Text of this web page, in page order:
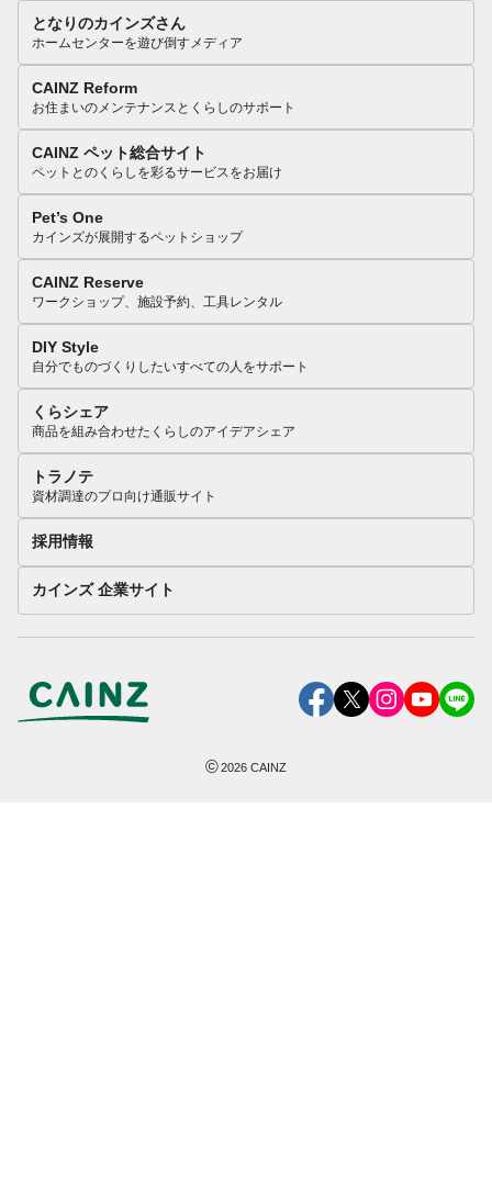
となりのカインズさん
ホームセンターを遊び倒すメディア
CAINZ Reform
お住まいのメンテナンスとくらしのサポート
CAINZ ペット総合サイト
ペットとのくらしを彩るサービスをお届け
Pet’s One
カインズが展開するペットショップ
CAINZ Reserve
ワークショップ、施設予約、工具レンタル
DIY Style
自分でものづくりしたいすべての人をサポート
くらシェア
商品を組み合わせたくらしのアイデアシェア
トラノテ
資材調達のプロ向け通販サイト
採用情報
カインズ 企業サイト
©2026 CAINZ